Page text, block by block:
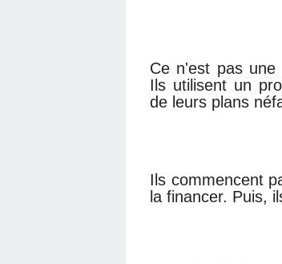
Ce n'est pas une
Ils utilisent un
de leurs plans
Ils commencent
la financer. Puis,